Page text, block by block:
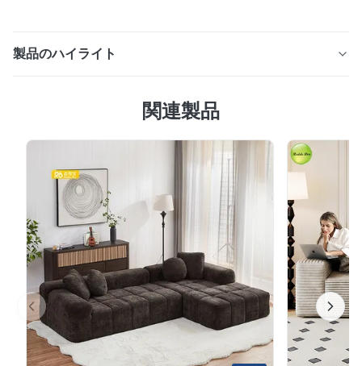
製品のハイライト
久性と質感を両立 このモダンデザインのファブリック2人
徴で、長年緩んだり変形したりすることなく安定した形状
を維持する優れた耐荷重能力を誇ります。表面は柔らかく
肌触りの良い高品質ファブリックで覆われており、耐摩耗
性とシワになりにくい特性も備えています。繰り返し使用
しても毛玉ができにくく、色褪せしにくいです。細やかな
縫製技術と相まって、ソファは繊細で質感があるだけでな
く、リビングルームの耐久性のある中心的存在として長年
活躍します。 ②、主要製品仕様表 仕様カテゴリ 具体的
な仕様 製品名 モダン...
関連製品